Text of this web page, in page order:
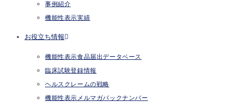
事例紹介
機能性表示実績
お役立ち情報
機能性表示食品届出データベース
臨床試験登録情報
ヘルスクレームの戦略
機能性表示メルマガバックナンバー